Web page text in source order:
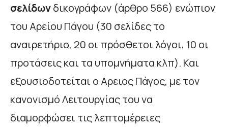
σελίδωνδικογράφων (άρθρο 566) ενώπιον
του Αρείου Πάγου (30 σελίδες το
αναιρετήριο, 20 οι πρόσθετοι λόγοι, 10 οι
προτάσεις και τα υπομνήματα κλπ). Και
εξουσιοδοτείται ο Αρειος Πάγος, με τον
κανονισμό Λειτουργίας του να
διαμορφώσει τις λεπτομέρειες